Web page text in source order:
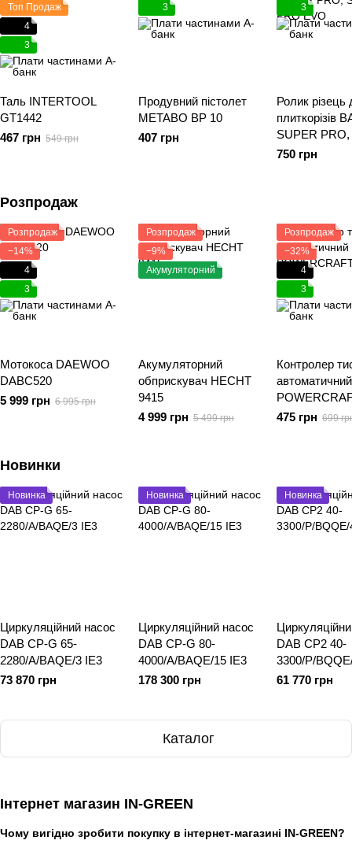
Топ Продаж
4
3
Таль INTERTOOL
GT1442
467 грн 549 грн
3
Продувний пістолет
METABO BP 10
407 грн
3
Ролик різець
плиткорізів
SUPER
PRO EVO
750 грн
Розпродаж
Розпродаж
−14%
4
3
Мотокоса DAEWOO
DABC520
5 999 грн 6 995 грн
Розпродаж
−9%
Акумуляторний
Акумуляторний
обприскувач HECHT
9415
4 999 грн 5 499 грн
Розпродаж
−32%
4
3
Контролер
автоматичний
06
475 грн 699
Новинки
Новинка
Циркуляційний насос
DAB CP-G 65-
2280/A/BAQE/3 IE3
73 870 грн
Новинка
Циркуляційний насос
DAB CP-G 80-
4000/A/BAQE/15 IE3
178 300 грн
Новинка
DAB CP2 40-
3300/P/
61 770 грн
Каталог
Інтернет магазин IN-GREEN
Чому вигідно зробити покупку в інтернет-магазині IN-GREEN?